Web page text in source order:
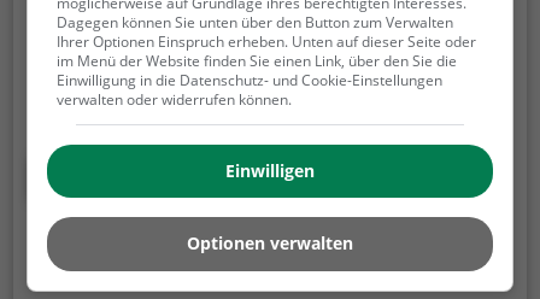
Im Restaurant Defne in Aalen kann man in die Welt
der türkischen, europäischen und mediterranen
Küche eintauchen. Mit einer vielfältigen Auswahl an
gesunden und halal-zertifizierten Gerichten bietet
das Defne für jeden Geschmack etwas. Das
Ambiente lädt zum Verweilen ein und die
umfangreiche Getränkekarte rundet das kulinarische
Erlebnis ab. Hier kann man die Vielfalt der
orientalischen und westlichen Genüsse genießen,
und sich von der Qualität der Speisen überzeugen.
Mehr erfahren
Dagegen können Sie unten über den Button zum Verwalten
Ihrer Optionen Einspruch erheben. Unten auf dieser Seite oder
im Menü der Website finden Sie einen Link, über den Sie die
Einwilligung in die Datenschutz- und Cookie-Einstellungen
verwalten oder widerrufen können.
Einwilligen
Optionen verwalten